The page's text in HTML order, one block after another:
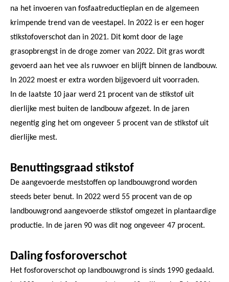
na het invoeren van fosfaatreductieplan en de algemeen
krimpende trend van de veestapel. In 2022 is er een hoger
stikstofoverschot dan in 2021. Dit komt door de lage
grasopbrengst in de droge zomer van 2022. Dit gras wordt
gevoerd aan het vee als ruwvoer en blijft binnen de landbouw.
In 2022 moest er extra worden bijgevoerd uit voorraden.
In de laatste 10 jaar werd 21 procent van de stikstof uit
dierlijke mest buiten de landbouw afgezet. In de jaren
negentig ging het om ongeveer 5 procent van de stikstof uit
dierlijke mest.
Benuttingsgraad stikstof
De aangevoerde meststoffen op landbouwgrond worden
steeds beter benut. In 2022 werd 55 procent van de op
landbouwgrond aangevoerde stikstof omgezet in plantaardige
productie. In de jaren 90 was dit nog ongeveer 47 procent.
Daling fosforoverschot
Het fosforoverschot op landbouwgrond is sinds 1990 gedaald.